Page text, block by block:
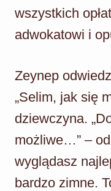
wszystkich
adwokatowi i
Zeynep
„Selim, jak się
dziewczyna.
możliwe…” –
wyglądasz
bardzo zimne.